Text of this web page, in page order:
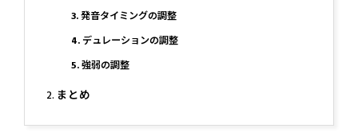
3. 発音タイミングの調整
4. デュレーションの調整
5. 強弱の調整
まとめ